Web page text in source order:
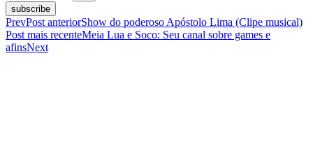
subscribe
PrevPost anteriorShow do poderoso Apóstolo Lima (Clipe musical)
Post mais recenteMeia Lua e Soco: Seu canal sobre games e
afinsNext